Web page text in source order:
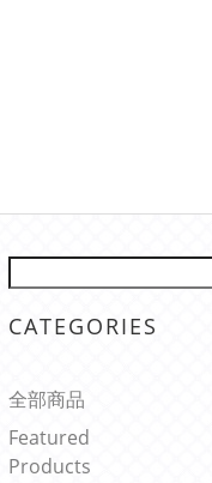
CATEGORIES
全部商品
Featured
Products